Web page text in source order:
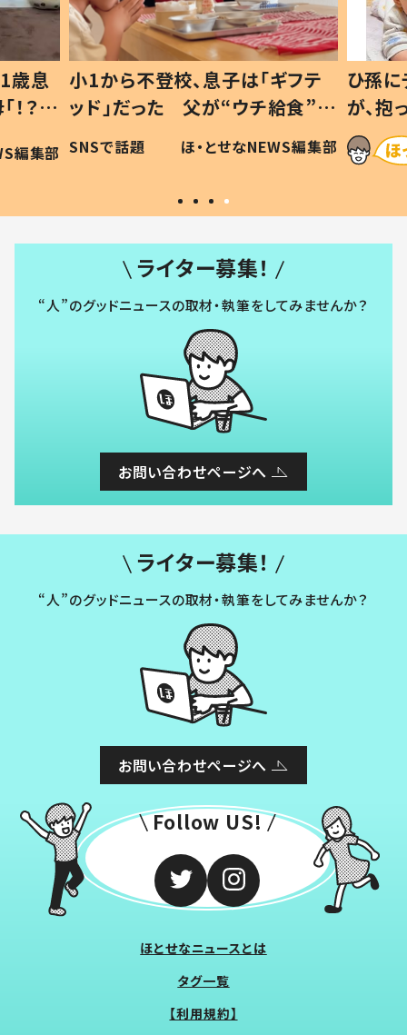
歳息
？」
編集部
小1から不登校、息子は「ギフテ
ッド」だった 父が“ウチ給食”を
作り続ける理由とは #令和の親
#令和の子
SNSで話題 ほ・とせなNEWS編集部
ひ孫
が、
「涙が
い」
ライター募集！
“人”のグッドニュースの取材・執筆をしてみませんか？
お問い合わせページへ
ライター募集！
“人”のグッドニュースの取材・執筆をしてみませんか？
お問い合わせページへ
Follow US!
ほとせなニュースとは
タグ一覧
【利用規約】